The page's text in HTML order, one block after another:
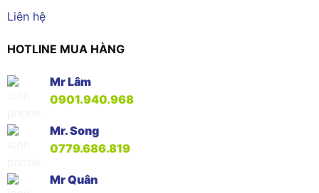
Liên hệ
HOTLINE MUA HÀNG
Mr Lâm
0901.940.968
Mr. Song
0779.686.819
Mr Quân